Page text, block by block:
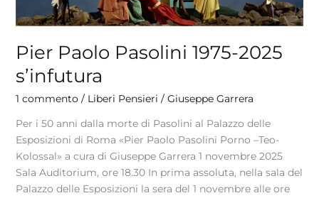
Pier Paolo Pasolini 1975-2025
s’infutura
1 commento / Liberi Pensieri / Giuseppe Garrera
Per i 50 anni dalla morte di Pasolini al Palazzo delle
Esposizioni di Roma «Pier Paolo Pasolini Porno –Teo-
Kolossal» a cura di Giuseppe Garrera 1 novembre 2025
Sala Auditorium, ore 18.30 In prima assoluta, nella sala del
Palazzo delle Esposizioni la sera del 1 novembre alle ore